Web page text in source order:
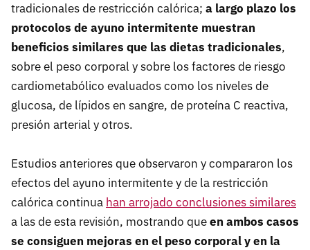
tradicionales de restricción calórica; a largo plazo los
protocolos de ayuno intermitente muestran
beneficios similares que las dietas tradicionales,
sobre el peso corporal y sobre los factores de riesgo
cardiometabólico evaluados como los niveles de
glucosa, de lípidos en sangre, de proteína C reactiva,
presión arterial y otros.
Estudios anteriores que observaron y compararon los
efectos del ayuno intermitente y de la restricción
calórica continua han arrojado conclusiones similares
a las de esta revisión, mostrando queen ambos casos
se consiguen mejoras en el peso corporal y en la